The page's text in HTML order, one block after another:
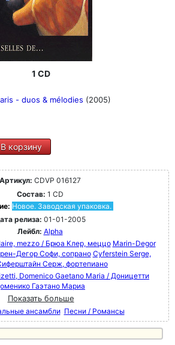
1 CD
- duos & mélodies (2005)
В корзину
Артикул: CDVP 016127
Состав: 1 CD
Новое. Заводская упаковка.
релиза: 01-01-2005
Лейбл: Alpha
mezzo / Брюа Клер, меццо Marin-Degor
Дегор Софи, сопрано Cyferstein Serge,
Серж, фортепиано
Domenico Gaetano Maria / Доницетти
Гаэтано Мариа
Показать больше
ансамбли Песни / Романсы